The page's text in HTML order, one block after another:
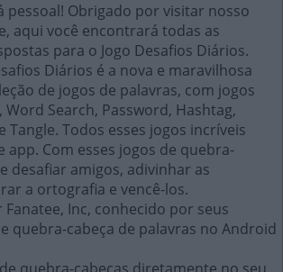
pessoal! Obrigado por visitar nosso
aqui você encontrará todas as
para o Jogo Desafios Diários.
Diários é a nova e maravilhosa
de jogos de palavras, com jogos
Search, Password, Hashtag,
Tangle. Todos esses jogos incríveis
app. Com esses jogos de quebra-
desafiar amigos, adivinhar as
a ortografia e vencê-los.
Inc, conhecido por seus
quebra-cabeça de palavras no Android